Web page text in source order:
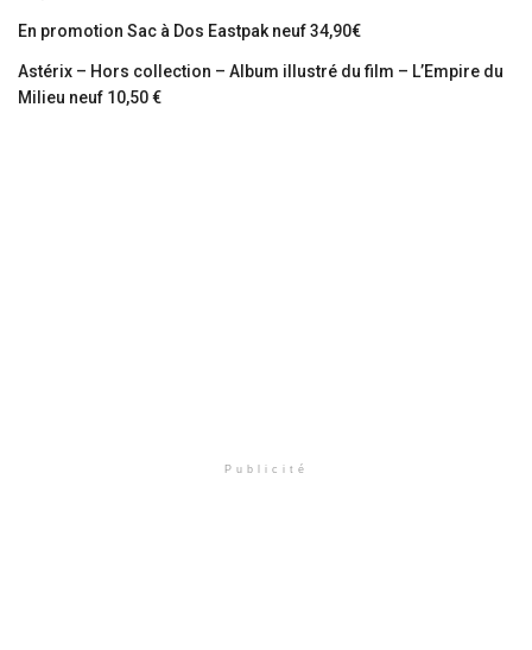
En promotion Sac à Dos Eastpak neuf 34,90€
Astérix – Hors collection – Album illustré du film – L’Empire du
Milieu neuf 10,50 €
Publicité